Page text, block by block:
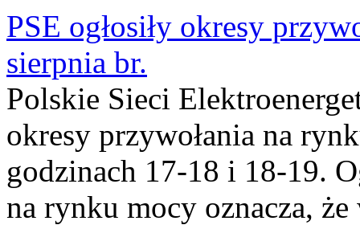
PSE ogłosiły okresy
sierpnia br.
Polskie Sieci
okresy przywołania na
godzinach 17-18 i 18-19.
na rynku mocy oznacza,